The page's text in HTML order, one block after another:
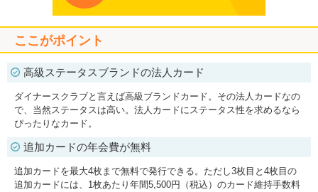
ここがポイント
高級ステータスブランドの法人カード
ダイナースクラブと言えば高級ブランドカード。その法人カードなの
で、当然ステータスは高い。法人カードにステータス性を求めるなら
ぴったりなカード。
追加カードの年会費が無料
追加カードを最大4枚まで無料で発行できる。ただし3枚目と4枚目の
追加カードには、1枚あたり年間5,500円（税込）のカード維持手数料